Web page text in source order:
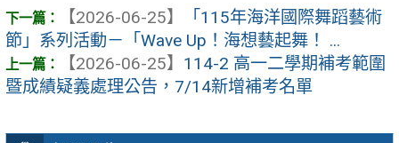
【2026-06-25】
「115年海洋國際舞蹈藝術
節」系列活動－「Wave Up！海想藝起舞！ ...
【2026-06-25】 114-2 高一二學期補考範圍
暨成績疑義處理公告，7/14新增補考名單